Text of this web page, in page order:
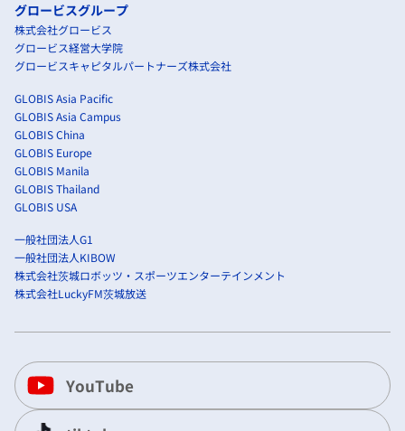
グロービスグループ
株式会社グロービス
グロービス経営大学院
グロービスキャピタルパートナーズ株式会社
GLOBIS Asia Pacific
GLOBIS Asia Campus
GLOBIS China
GLOBIS Europe
GLOBIS Manila
GLOBIS Thailand
GLOBIS USA
一般社団法人G1
一般社団法人KIBOW
株式会社茨城ロボッツ・スポーツエンターテインメント
株式会社LuckyFM茨城放送
YouTube